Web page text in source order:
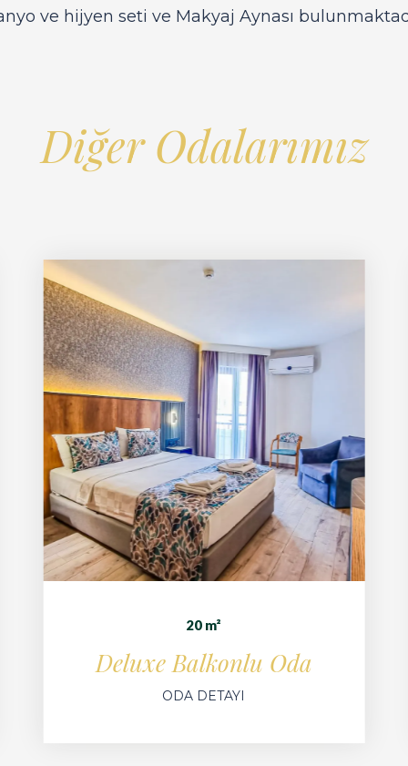
ve hijyen seti ve Makyaj Aynası
Diğer Odalarımız
Deluxe Balkonlu Oda
ODA DETAYI